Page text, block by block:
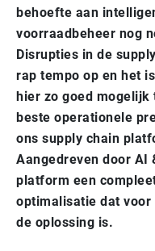
behoefte aan
voorraadbeheer nog
Disrupties in de
rap tempo op en het
hier zo goed mogelijk
beste operationele
ons supply chain
Aangedreven door AI
platform een
optimalisatie dat
de oplossing is.